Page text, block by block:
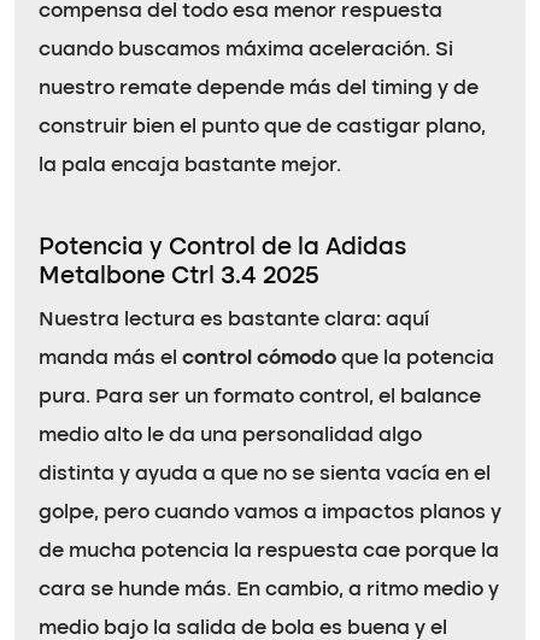
compensa del todo esa menor respuesta
cuando buscamos máxima aceleración. Si
nuestro remate depende más del timing y de
construir bien el punto que de castigar plano,
la pala encaja bastante mejor.
Potencia y Control de la Adidas
Metalbone Ctrl 3.4 2025
Nuestra lectura es bastante clara: aquí
manda más el control cómodo que la potencia
pura. Para ser un formato control, el balance
medio alto le da una personalidad algo
distinta y ayuda a que no se sienta vacía en el
golpe, pero cuando vamos a impactos planos y
de mucha potencia la respuesta cae porque la
cara se hunde más. En cambio, a ritmo medio y
medio bajo la salida de bola es buena y el